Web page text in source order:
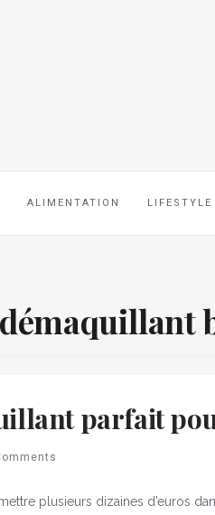
ALIMENTATION LIFESTYLE
démaquillant
parfait
plusieurs dizaines d’euros